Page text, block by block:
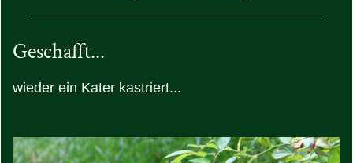
Geschafft...
wieder ein Kater kastriert...